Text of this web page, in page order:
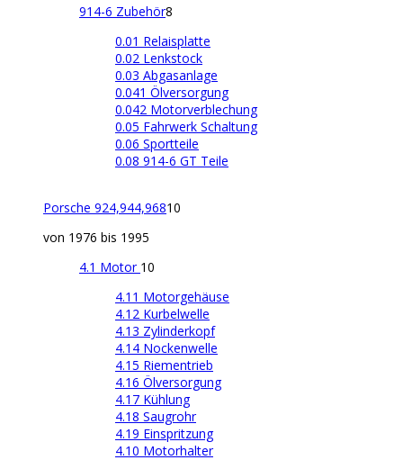
914-6 Zubehör8
0.01 Relaisplatte
0.02 Lenkstock
0.03 Abgasanlage
0.041 Ölversorgung
0.042 Motorverblechung
0.05 Fahrwerk Schaltung
0.06 Sportteile
0.08 914-6 GT Teile
Porsche 924,944,96810
von 1976 bis 1995
4.1 Motor 10
4.11 Motorgehäuse
4.12 Kurbelwelle
4.13 Zylinderkopf
4.14 Nockenwelle
4.15 Riementrieb
4.16 Ölversorgung
4.17 Kühlung
4.18 Saugrohr
4.19 Einspritzung
4.10 Motorhalter